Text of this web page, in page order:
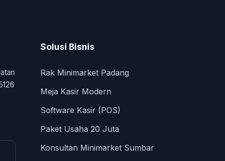
Solusi Bisnis
Rak Minimarket Padang
Meja Kasir Modern
Software Kasir (POS)
Paket Usaha 20 Juta
Konsultan Minimarket Sumbar